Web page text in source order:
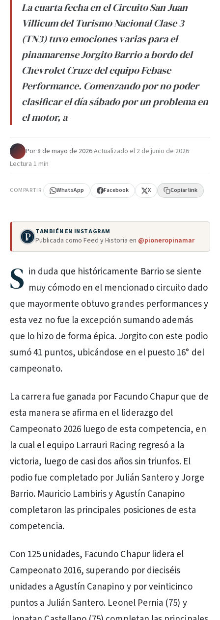
La cuarta fecha en el Circuito San Juan
Villicum del Turismo Nacional Clase 3
(TN3) tuvo emociones varias para el
pinamarense Jorgito Barrio a bordo del
Chevrolet Cruze del equipo Febase
Performance. Comenzando por no poder
clasificar el día sábado por un problema en
el motor, a
Por·8 de mayo de 2026·Actualizado el 2 de junio de 2026·
Lectura 1 min
COMPARTIR WhatsApp Facebook X Copiar link
TAMBIÉN EN INSTAGRAM
Publicada como Feed y Historia en @pioneropinamar
S in duda que históricamente Barrio se siente
muy cómodo en el mencionado circuito dado
que mayormente obtuvo grandes performances y
esta vez no fue la excepción sumando además
que lo hizo de forma épica. Jorgito con este podio
sumó 41 puntos, ubicándose en el puesto 16° del
campeonato.
La carrera fue ganada por Facundo Chapur que de
esta manera se afirma en el liderazgo del
Campeonato 2026 luego de esta competencia, en
la cual el equipo Larrauri Racing regresó a la
victoria, luego de casi dos años sin triunfos. El
podio fue completado por Julián Santero y Jorge
Barrio. Mauricio Lambiris y Agustín Canapino
completaron las principales posiciones de esta
competencia.
Con 125 unidades, Facundo Chapur lidera el
Campeonato 2016, superando por dieciséis
unidades a Agustín Canapino y por veinticinco
puntos a Julián Santero. Leonel Pernia (75) y